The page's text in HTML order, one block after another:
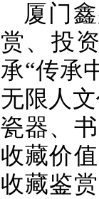
厦门
赏、投
承“传承
无限人
瓷器、
收藏价
收藏鉴